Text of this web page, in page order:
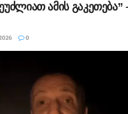
ამის გაკეთება”
0